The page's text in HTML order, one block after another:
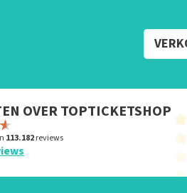
OVER TOPTICKETSHOP
113.182reviews